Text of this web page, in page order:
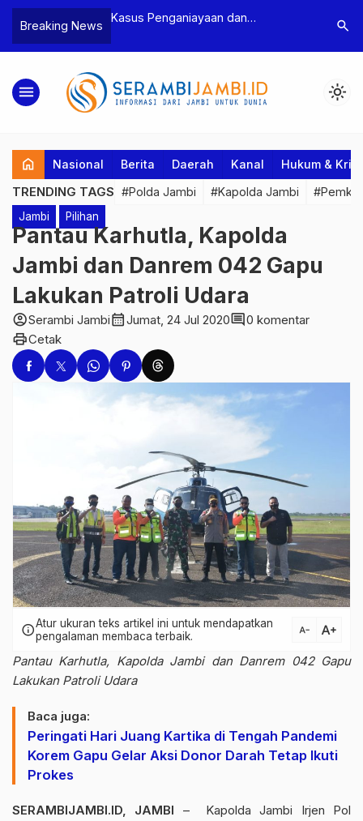
Breaking News
BPD, Polres
Dua Tersangka
Polres Tebo Ungkap Kasus
Dua Pelaku Pengeroyokan di Sumay
search
menu light_mode
home Nasional Berita Daerah Kanal Hukum &
TRENDING TAGS #Polda Jambi #Kapolda Jambi
Jambi Pilihan
Pantau Karhutla, Kapolda
Jambi dan Danrem 042 Gapu
Lakukan Patroli Udara
account_circleSerambi Jambicalendar_monthJumat, 24 Jul 2020comment0 komentar
printCetak
infoAtur ukuran teks artikel ini untuk mendapatkan
pengalaman membaca terbaik.
text_decrease text_increase
Pantau Karhutla, Kapolda Jambi dan Danrem 042 Gapu
Lakukan Patroli Udara
Baca juga:
Peringati Hari Juang Kartika di Tengah Pandemi
Korem Gapu Gelar Aksi Donor Darah Tetap Ikuti
Prokes
SERAMBIJAMBI.ID, JAMBI – Kapolda Jambi Irjen Pol